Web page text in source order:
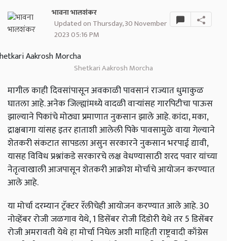
भावना भालशंकर
Updated on Thursday, 30 November
2023 05:16 PM
Shetkari Aakrosh Morcha
मागील काही दिवसांपासून अवकाळी पावसानं राज्यात धुमाकुळ
घातला आहे. अनेक जिल्ह्यांमध्ये वादळी वाऱ्यांसह गारपिटीचा पाऊस
झाल्याने पिकांचे मोठ्या प्रमाणात नुकसान झाले आहे. कांदा, मका,
द्राक्षबागा यांसह इतर हाताशी आलेली पिके पावसामुळे वाया गेल्याने
शेतकरी संकटात सापडला असुन सरकारने नुकसान भरपाई द्यावी,
यासह विविध प्रश्नांकडे सरकारचे लक्ष वेधण्यासाठी शरद पवार यांच्या
नेतृत्वाखाली आजपासून शेतकरी आक्रोश मोर्चाचे आयोजन करण्यात
आले आहे.
या मोर्चा दरम्यान ट्रॅक्टर रॅलीचेही आयोजन करण्यात आले आहे. 30
नोव्हेंबर रोजी जळगाव येथे, 1 डिसेंबर रोजी दिंडोरी येथे तर 5 डिसेंबर
रोजी अमरावती येथे हा मोर्चा निघेल अशी माहिती राष्ट्रवादी काँग्रेस